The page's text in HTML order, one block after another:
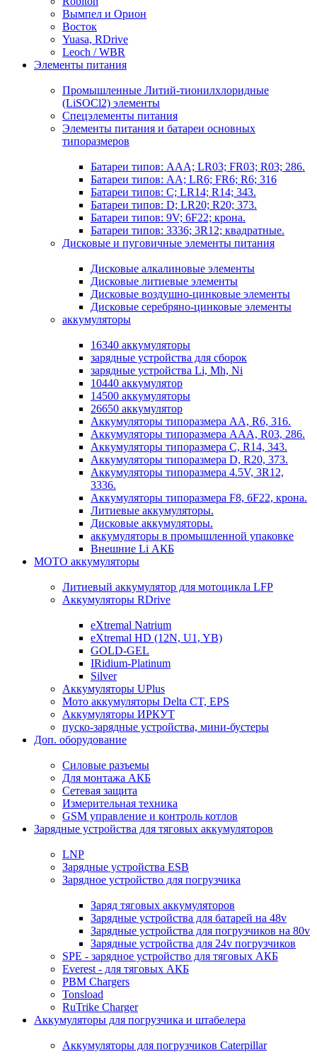
Вымпел и Орион
Восток
Yuasa, RDrive
Leoch / WBR
Элементы питания
Промышленные Литий-тионилхлоридные
(LiSOCl2) элементы
Спецэлементы питания
Элементы питания и батареи основных
типоразмеров
Батареи типов: AAA; LR03; FR03; R03; 286.
Батареи типов: AA; LR6; FR6; R6; 316
Батареи типов: C; LR14; R14; 343.
Батареи типов: D; LR20; R20; 373.
Батареи типов: 9V; 6F22; крона.
Батареи типов: 3336; 3R12; квадратные.
Дисковые и пуговичные элементы питания
Дисковые алкалиновые элементы
Дисковые литиевые элементы
Дисковые воздушно-цинковые элементы
Дисковые серебряно-цинковые элементы
аккумуляторы
16340 аккумуляторы
зарядные устройства для сборок
зарядные устройства Li, Mh, Ni
10440 аккумулятор
14500 аккумуляторы
26650 аккумулятор
Аккумуляторы типоразмера АА, R6, 316.
Аккумуляторы типоразмера ААА, R03, 286.
Аккумуляторы типоразмера С, R14, 343.
Аккумуляторы типоразмера D, R20, 373.
Аккумуляторы типоразмера 4.5V, 3R12,
3336.
Аккумуляторы типоразмера F8, 6F22, крона.
Литиевые аккумуляторы.
Дисковые аккумуляторы.
аккумуляторы в промышленной упаковке
Внешние Li АКБ
МОТО аккумуляторы
Литиевый аккумулятор для мотоцикла LFP
Аккумуляторы RDrive
eXtremal Natrium
eXtremal HD (12N, U1, YB)
GOLD-GEL
IRidium-Platinum
Silver
Аккумуляторы UPlus
Мото аккумуляторы Delta CT, EPS
Аккумуляторы ИРКУТ
пуско-зарядные устройства, мини-бустеры
Доп. оборудование
Силовые разъемы
Для монтажа АКБ
Сетевая защита
Измерительная техника
GSM управление и контроль котлов
Зарядные устройства для тяговых аккумуляторов
LNP
Зарядные устройства ESB
Зарядное устройство для погрузчика
Заряд тяговых аккумуляторов
Зарядные устройства для батарей на 48v
Зарядные устройства для погрузчиков на 80v
Зарядные устройства для 24v погрузчиков
SPE - зарядное устройство для тяговых АКБ
Everest - для тяговых АКБ
PBM Chargers
Tonsload
RuTrike Charger
Аккумуляторы для погрузчика и штабелера
Аккумуляторы для погрузчиков Caterpillar